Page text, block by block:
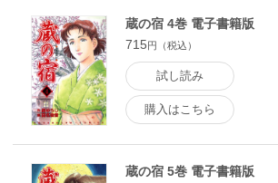
蔵の宿 4巻 電子書籍版
715円（税込）
試し読み
購入はこちら
蔵の宿 5巻 電子書籍版